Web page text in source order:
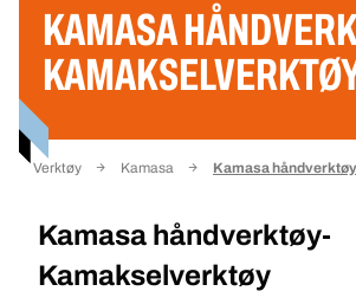
KAMASA
Verktøy Kamasa Kamasa
Kamasa håndverktøy-
Kamakselverktøy
Filter